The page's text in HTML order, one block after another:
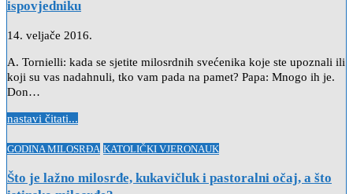
ispovjedniku
14. veljače 2016.
A. Tornielli: kada se sjetite milosrdnih svećenika koje ste upoznali ili
koji su vas nadahnuli, tko vam pada na pamet? Papa: Mnogo ih je.
Don…
nastavi čitati...
Posted
GODINA MILOSRĐA KATOLIČKI VJERONAUK
Što je lažno milosrđe, kukavičluk i pastoralni očaj, a što